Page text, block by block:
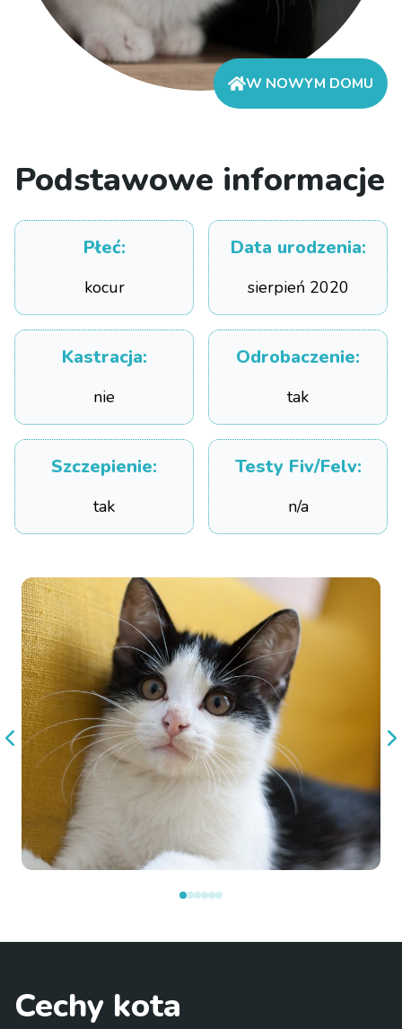
W NOWYM DOMU
Podstawowe informacje
Płeć:
kocur
Data urodzenia:
sierpień 2020
Kastracja:
nie
Odrobaczenie:
tak
Szczepienie:
tak
Testy Fiv/Felv:
n/a
Cechy kota